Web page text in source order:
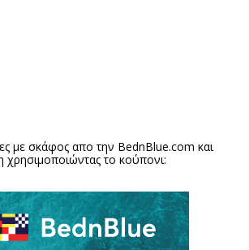
με σκάφος απο την BednBlue.com και
χρησιμοποιώντας το κούπονι: